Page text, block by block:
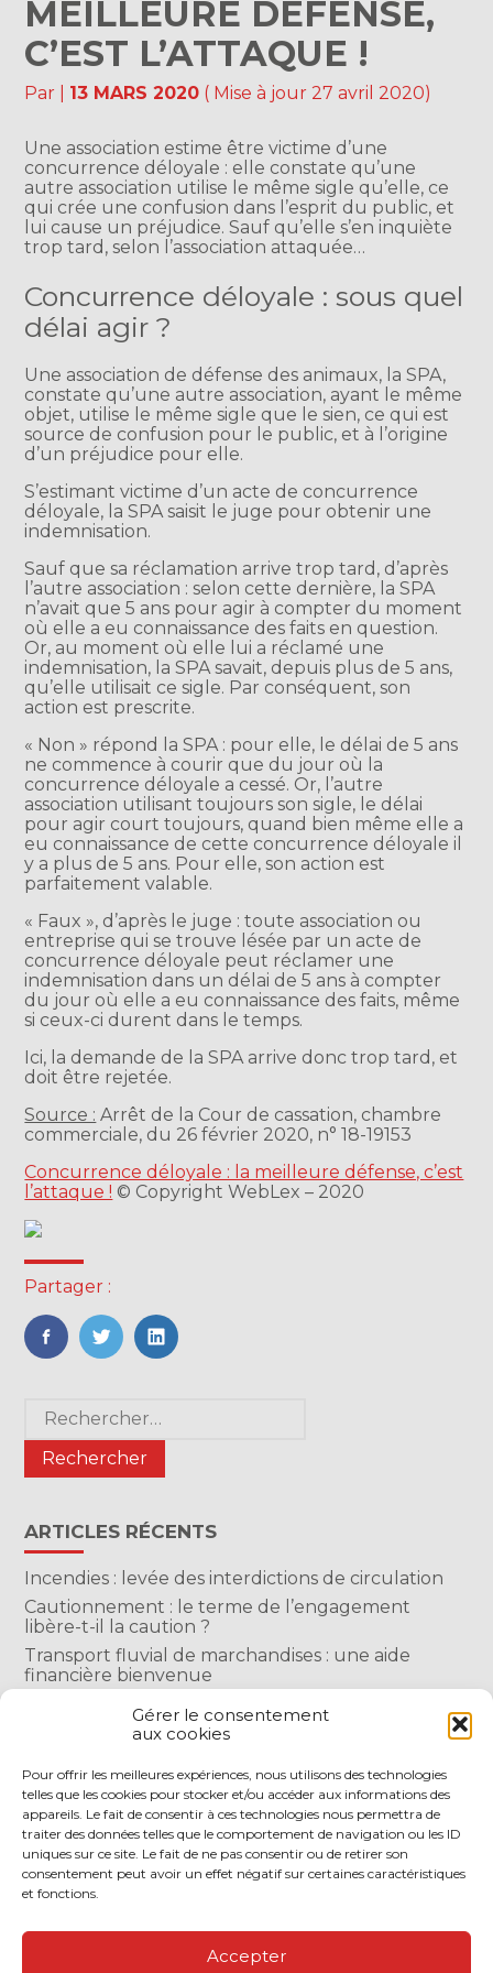
Gérer le consentement
aux cookies
Pour offrir les meilleures expériences, nous utilisons des technologies
telles que les cookies pour stocker et/ou accéder aux informations des
appareils. Le fait de consentir à ces technologies nous permettra de
traiter des données telles que le comportement de navigation ou les ID
uniques sur ce site. Le fait de ne pas consentir ou de retirer son
consentement peut avoir un effet négatif sur certaines caractéristiques
et fonctions.
Accepter
MEILLEURE DÉFENSE,
C’EST L’ATTAQUE !
Par 13 MARS 2020 ( Mise à jour 27 avril 2020)
Une association estime être victime d’une
concurrence déloyale : elle constate qu’une
autre association utilise le même sigle qu’elle, ce
qui crée une confusion dans l’esprit du public, et
lui cause un préjudice. Sauf qu’elle s’en inquiète
trop tard, selon l’association attaquée…
Concurrence déloyale : sous quel
délai agir ?
Une association de défense des animaux, la SPA,
constate qu’une autre association, ayant le même
objet, utilise le même sigle que le sien, ce qui est
source de confusion pour le public, et à l’origine
d’un préjudice pour elle.
S’estimant victime d’un acte de concurrence
déloyale, la SPA saisit le juge pour obtenir une
indemnisation.
Sauf que sa réclamation arrive trop tard, d’après
l’autre association : selon cette dernière, la SPA
n’avait que 5 ans pour agir à compter du moment
où elle a eu connaissance des faits en question.
Or, au moment où elle lui a réclamé une
indemnisation, la SPA savait, depuis plus de 5 ans,
qu’elle utilisait ce sigle. Par conséquent, son
action est prescrite.
« Non » répond la SPA : pour elle, le délai de 5 ans
ne commence à courir que du jour où la
concurrence déloyale a cessé. Or, l’autre
association utilisant toujours son sigle, le délai
pour agir court toujours, quand bien même elle a
eu connaissance de cette concurrence déloyale il
y a plus de 5 ans. Pour elle, son action est
parfaitement valable.
« Faux », d’après le juge : toute association ou
entreprise qui se trouve lésée par un acte de
concurrence déloyale peut réclamer une
indemnisation dans un délai de 5 ans à compter
du jour où elle a eu connaissance des faits, même
si ceux-ci durent dans le temps.
Ici, la demande de la SPA arrive donc trop tard, et
doit être rejetée.
Source : Arrêt de la Cour de cassation, chambre
commerciale, du 26 février 2020, n° 18-19153
Concurrence déloyale : la meilleure défense, c’est
l’attaque ! © Copyright WebLex – 2020
Partager :
FaceBook
TwitterLinkedIn
Blog
sidebar
Rechercher :
ARTICLES RÉCENTS
Incendies : levée des interdictions de circulation
Cautionnement : le terme de l’engagement
libère-t-il la caution ?
Transport fluvial de marchandises : une aide
financière bienvenue
comptent-elles ?
COMMENTAIRES RÉCENTS
Footer
LE CABINET
NOS SERVICES